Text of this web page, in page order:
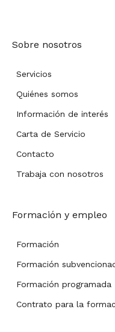
Sobre nosotros
Servicios
Quiénes somos
Información de interés
Carta de Servicio
Contacto
Trabaja con nosotros
Formación y empleo
Formación
Formación
Formación programada
Contrato para la